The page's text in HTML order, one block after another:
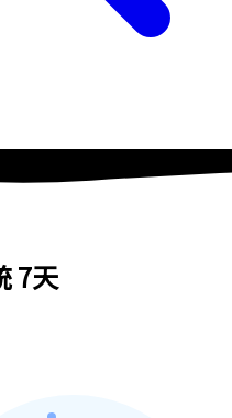
7天